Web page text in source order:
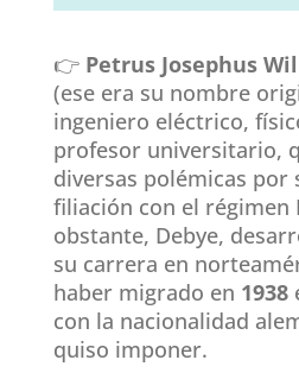
👉 Petrus Josephus
(ese era su nombre
ingeniero eléctrico,
profesor universitario,
diversas polémicas por
filiación con el régimen
obstante, Debye,
su carrera en
haber migrado en 1938
con la nacionalidad
quiso imponer.